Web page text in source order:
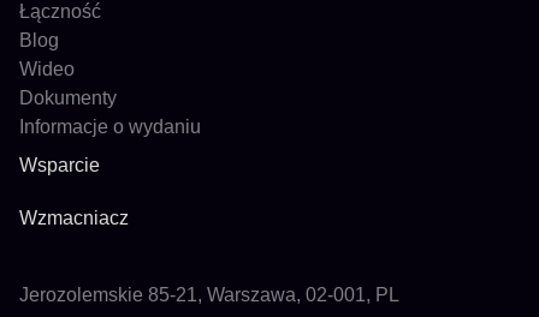
Łączność
Blog
Wideo
Dokumenty
Informacje o wydaniu
Wsparcie
Wzmacniacz
Jerozolemskie 85-21, Warszawa, 02-001, PL